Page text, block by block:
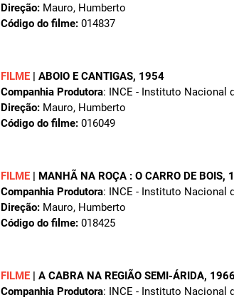
Direção: Mauro, Humberto
Código do filme: 014837
FILME | ABOIO E CANTIGAS, 1954
Companhia Produtora: INCE - Instituto Nacional
Direção: Mauro, Humberto
Código do filme: 016049
FILME | MANHÃ NA ROÇA : O CARRO DE BOIS,
Companhia Produtora: INCE - Instituto Nacional
Direção: Mauro, Humberto
Código do filme: 018425
FILME | A CABRA NA REGIÃO SEMI-ÁRIDA, 1966
Companhia Produtora: INCE - Instituto Nacional